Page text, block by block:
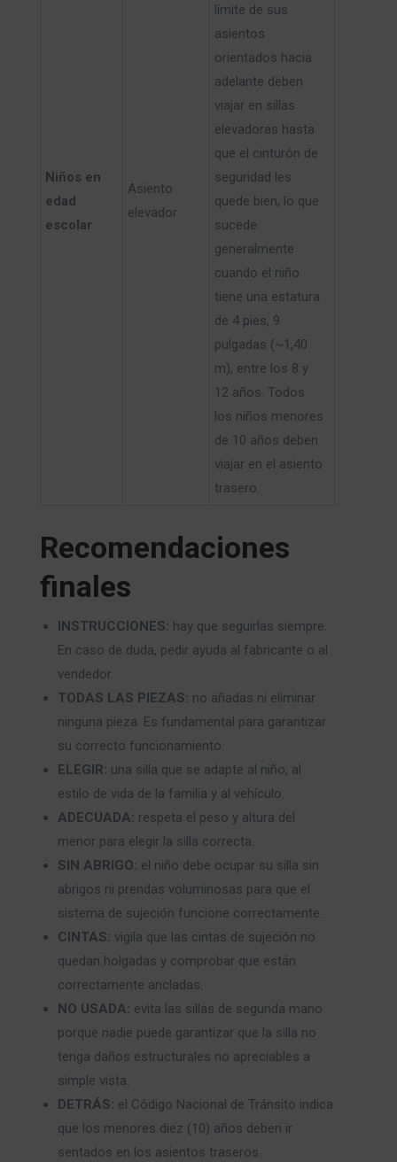
​Niños en
edad
escolar
​Asiento
elevador
límite de sus
asientos
orientados hacia
adelante deben
viajar en sillas
elevadoras hasta
que el cinturón de
seguridad les
quede bien, lo que
sucede
generalmente
cuando el niño
tiene una estatura
de 4 pies, 9
pulgadas (~1,40
m), entre los 8 y
12 años. Todos
los niños menores
de 10 años deben
viajar en el asiento
trasero​.​
Recomendaciones
finales
INSTRUCCIONES: hay que seguirlas siempre.
En caso de duda, pedir ayuda al fabricante o al
vendedor.
TODAS LAS PIEZAS: no añadas ni eliminar
ninguna pieza. Es fundamental para garantizar
su correcto funcionamiento.
ELEGIR: una silla que se adapte al niño, al
estilo de vida de la familia y al vehículo.
ADECUADA: respeta el peso y altura del
menor para elegir la silla correcta.
SIN ABRIGO: el niño debe ocupar su silla sin
abrigos ni prendas voluminosas para que el
sistema de sujeción funcione correctamente.
CINTAS: vigila que las cintas de sujeción no
quedan holgadas y comprobar que están
correctamente ancladas.
NO USADA: evita las sillas de segunda mano
porque nadie puede garantizar que la silla no
tenga daños estructurales no apreciables a
simple vista.
DETRÁS: el Código Nacional de Tránsito indica
que los menores diez (10) años deben ir
sentados en los asientos traseros.